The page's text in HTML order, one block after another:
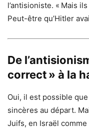
l’antisioniste. « Mais
Peut-être qu’Hitler
De
correct » à la
Oui, il est possible
sincères au départ.
Juifs, en Israël